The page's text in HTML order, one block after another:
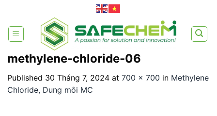
content
methylene-chloride-06
Published 30 Tháng 7, 2024 at 700 × 700 in Methylene
Chloride, Dung môi MC